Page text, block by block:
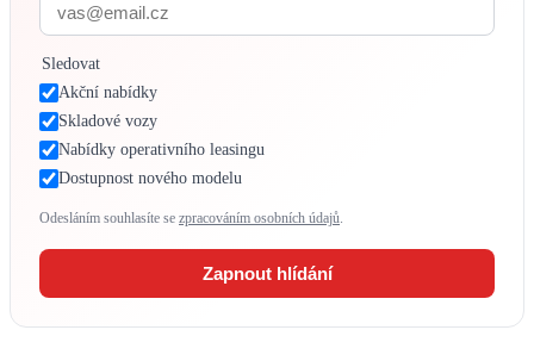
Sledovat
Akční nabídky
Skladové vozy
Nabídky operativního leasingu
Dostupnost nového modelu
Odesláním souhlasíte se zpracováním osobních údajů.
Zapnout hlídání